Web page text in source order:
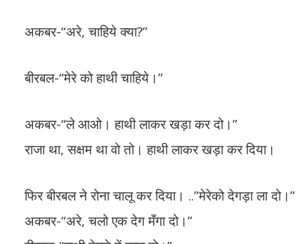
अकबर-“अरे, चाहिये क्या?”
बीरबल-“मेरे को हाथी चाहिये।”
अकबर-“ले आओ। हाथी लाकर खड़ा कर दो।”
राजा था, सक्षम था वो तो। हाथी लाकर खड़ा कर दिया।
फिर बीरबल ने रोना चालू कर दिया। ..”मेरेको देगड़ा ला दो।”
अकबर-“अरे, चलो एक देग मँगा दो।”